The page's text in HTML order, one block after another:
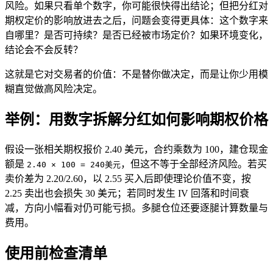
风险。如果只看单个数字，你可能很快得出结论；但把分红对
期权定价的影响放进去之后，问题会变得更具体：这个数字来
自哪里？是否可持续？是否已经被市场定价？如果环境变化，
结论会不会反转？
这就是它对交易者的价值：不是替你做决定，而是让你少用模
糊直觉做高风险决定。
举例：用数字拆解分红如何影响期权价格
假设一张相关期权报价 2.40 美元，合约乘数为 100，建仓现金
额是 2.40 × 100 = 240美元，但这不等于全部经济风险。若买
卖价差为 2.20/2.60，以 2.55 买入后即使理论价值不变，按
2.25 卖出也会损失 30 美元；若同时发生 IV 回落和时间衰
减，方向小幅看对仍可能亏损。多腿仓位还要逐腿计算数量与
费用。
使用前检查清单